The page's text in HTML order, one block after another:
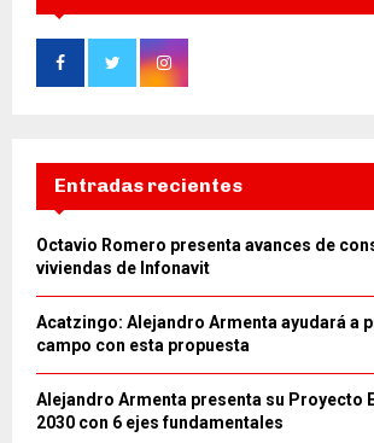
Entradas recientes
Octavio Romero presenta avances de
viviendas de Infonavit
Acatzingo: Alejandro Armenta ayudará a
campo con esta propuesta
Alejandro Armenta presenta su Proyecto
2030 con 6 ejes fundamentales